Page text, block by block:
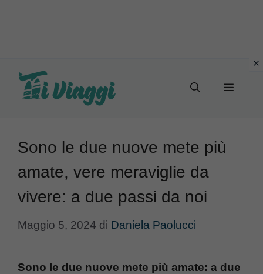
Menu
Sono le due nuove mete più
amate, vere meraviglie da
vivere: a due passi da noi
Maggio 5, 2024 di Daniela Paolucci
Sono le due nuove mete più amate: a due